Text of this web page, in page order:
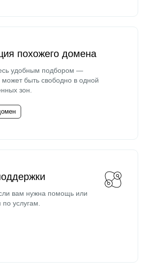
похожего домена
удобным подбором —
быть свободно в одной
зон.
вам нужна помощь или
по услугам.